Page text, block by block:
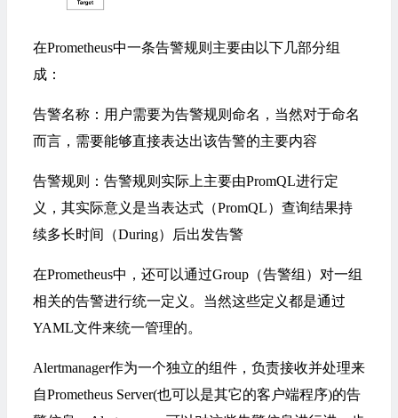
在Prometheus中一条告警规则主要由以下几部分组
成：
告警名称：用户需要为告警规则命名，当然对于命名
而言，需要能够直接表达出该告警的主要内容
告警规则：告警规则实际上主要由PromQL进行定
义，其实际意义是当表达式（PromQL）查询结果持
续多长时间（During）后出发告警
在Prometheus中，还可以通过Group（告警组）对一组
相关的告警进行统一定义。当然这些定义都是通过
YAML文件来统一管理的。
Alertmanager作为一个独立的组件，负责接收并处理来
自Prometheus Server(也可以是其它的客户端程序)的告